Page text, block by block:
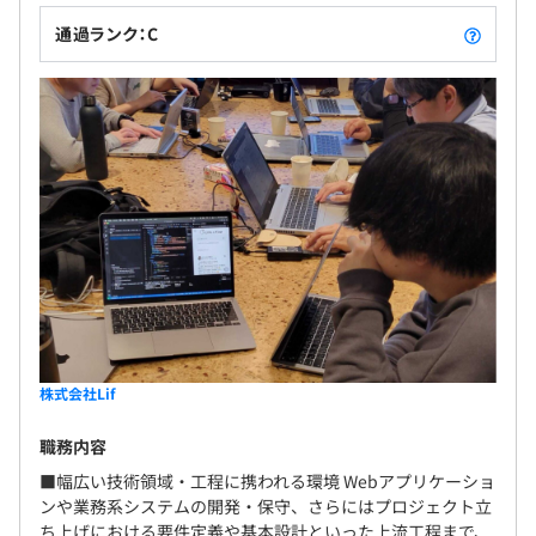
■モバイル／ネイティブアプリ開発
言語・フレームワーク：
Objective-C、Swift、Android Java、Kotlin、
Dart（Flutter）、React Native
使用ツール：
Xcode、Android Studio、Firebase、Expo、
TestFlight、Gradle
■共通インフラ・プラットフォーム環境
クラウド／仮想化・コンテナ：
AWS、GCP、Docker、Kubernetes（K8s）
CI/CD・監視・その他：
GitHub Actions、GitLab CI、Jenkins、CircleCI、
Terraform、Prometheus、Datadog、Slack連携
現在設計中です！（3期目下期から運用予定）
通過ランク：C
株式会社Lif
職務内容
■幅広い技術領域・工程に携われる環境 Webアプリケーショ
ンや業務系システムの開発・保守、さらにはプロジェクト立
ち上げにおける要件定義や基本設計といった上流工程まで、